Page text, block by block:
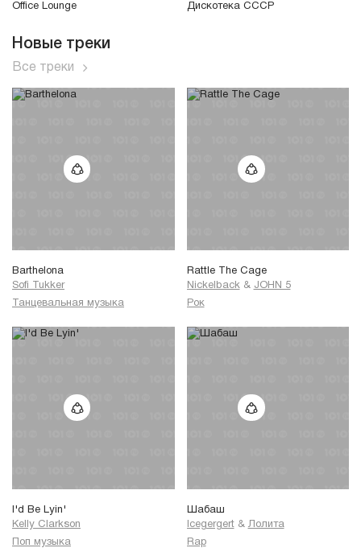
Office Lounge Дискотека СССР
Новые треки
Все треки
Barthelona
Sofi Tukker
Танцевальная музыка
Rattle The Cage
Nickelback & JOHN 5
Рок
I'd Be Lyin'
Kelly Clarkson
Поп музыка
Шабаш
Icegergert & Лолита
Rap